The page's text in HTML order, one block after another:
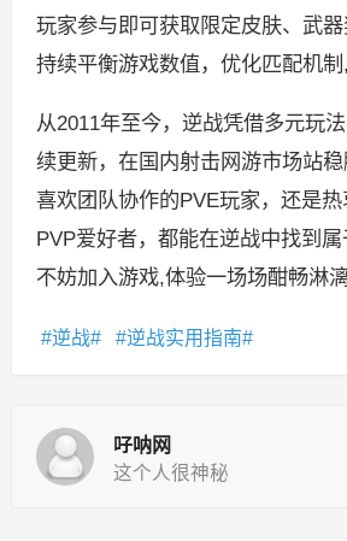
玩家参与即可获取限定皮肤、武
持续平衡游戏数值，优化匹配机制
从2011年至今，逆战凭借多元玩
续更新，在国内射击网游市场站
喜欢团队协作的PVE玩家，还是
PVP爱好者，都能在逆战中找到属
不妨加入游戏,体验一场场酣畅淋漓
逆战 逆战实用指南
吇呐网
这个人很神秘